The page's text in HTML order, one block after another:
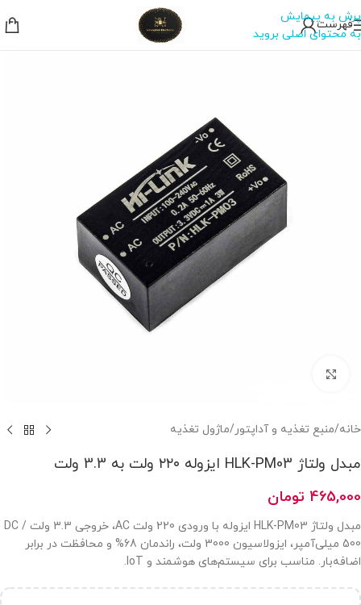
پرش به پیمایش
به محتوای اصلی بروید
فهرست
خانه/منبع تغذیه و آداپتور/ماژول تغذیه
مبدل ولتاژ HLK-PM03 ایزوله ۲۲۰ ولت به 3.3 ولت
465,000 تومان
مبدل ولتاژ HLK-PM03 ایزوله با ورودی 220 ولت AC، خروجی 3.3 ولت DC /
500 میلی‌آمپر، ایزولاسیون 3000 ولت، راندمان 68% و محافظت در برابر
اضافه‌بار. مناسب برای سیستم‌های هوشمند و IoT.